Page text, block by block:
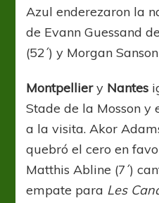
Azul enderezaron la
de Evann Guessand
(52´) y Morgan Sanson
Montpelliery Nantes
Stade de la Mosson
a la visita. Akor
quebró el cero en
Matthis Abline (7´)
empate para Les